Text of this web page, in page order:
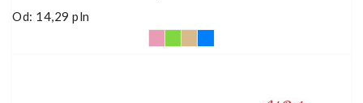
Od: 14,29 pln